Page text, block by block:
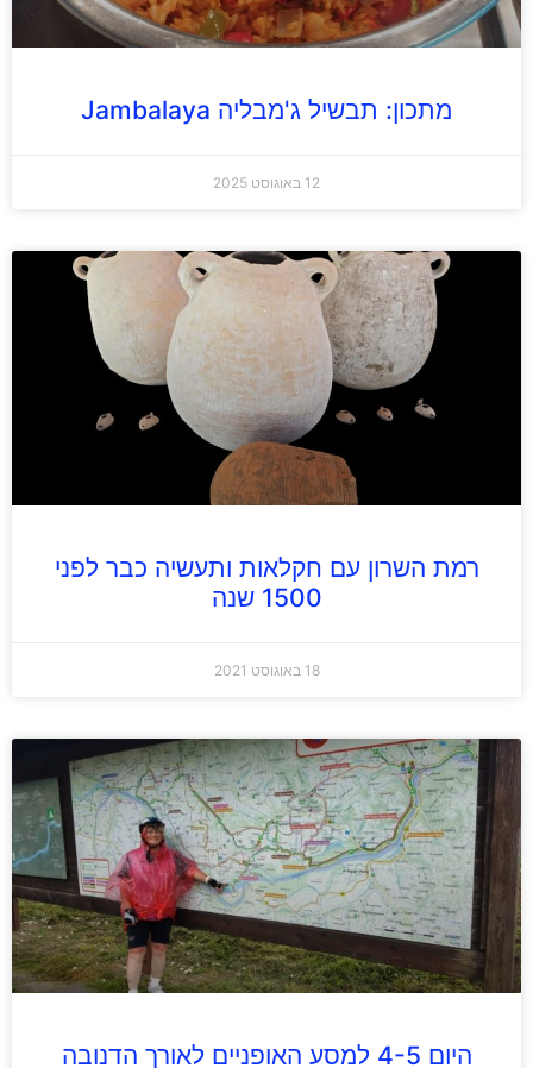
מתכון: תבשיל ג'מבליה Jambalaya
12 באוגוסט 2025
רמת השרון עם חקלאות ותעשיה כבר לפני
1500 שנה
18 באוגוסט 2021
היום 4-5 למסע האופניים לאורך הדנובה